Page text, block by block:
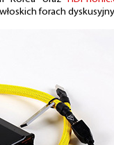
forach